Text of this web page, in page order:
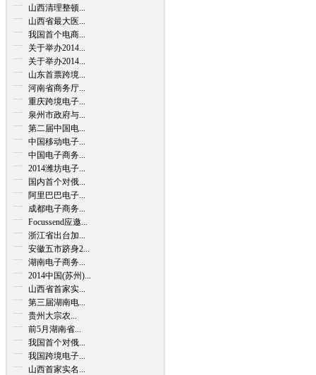
山西清理整顿...
山西省最大医...
我国首个电商...
关于举办2014...
关于举办2014...
山东首票跨境...
河南省商务厅...
重庆跨境电子...
泉州市政府与...
第二届中国电...
中国移动电子...
中国电子商务...
2014潍坊电子...
国内首个对俄...
阿里巴巴电子...
成都电子商务...
Focussend应邀...
浙江省出台加...
安徽五市跻身2...
湖南电子商务...
2014中国(苏州)...
山西省首家实...
第三届湖南电...
贵州大宗农...
前5月湖南省...
我国首个对俄...
我国跨境电子...
山西首家实名...